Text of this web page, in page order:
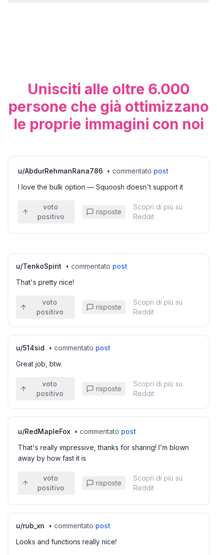
Unisciti alle oltre 6.000
persone che già ottimizzano
le proprie immagini con noi
u/AbdurRehmanRana786 • commentato post
I love the bulk option — Squoosh doesn't support it
voto
positivo
risposte
Scopri di più su
Reddit
u/TenkoSpirit • commentato post
That's pretty nice!
voto
positivo
risposte
Scopri di più su
Reddit
u/514sid • commentato post
Great job, btw.
voto
positivo
risposte
Scopri di più su
Reddit
u/RedMapleFox • commentato post
That's really impressive, thanks for sharing! I'm blown
away by how fast it is
voto
positivo
risposte
Scopri di più su
Reddit
u/rub_xn • commentato post
Looks and functions really nice!